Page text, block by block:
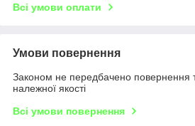
Всі умови оплати
Умови повернення
Законом не передбачено повернення
належної якості
Всі умови повернення